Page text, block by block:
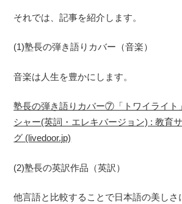
それでは、記事を紹介します。
(1)塾長の弾き語りカバー（音楽）
音楽は人生を豊かにします。
塾長の弾き語りカバー⑦「トワイライト
シャー(英詞・エレキバージョン) : 教育
グ (livedoor.jp)
(2)塾長の英訳作品（英訳）
他言語と比較することで日本語の美しさ